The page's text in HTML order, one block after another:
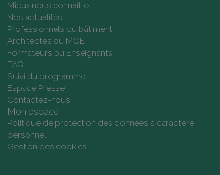
Mieux nous connaître
Nos actualités
Professionnels du bâtiment
Architectes ou MOE
Formateurs ou Enseignants
FAQ
Suivi du programme
Espace Presse
Contactez-nous
Mon espace
Politique de protection des données à caractère
personnel
Gestion des cookies